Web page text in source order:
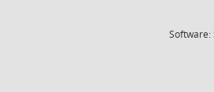
Software: